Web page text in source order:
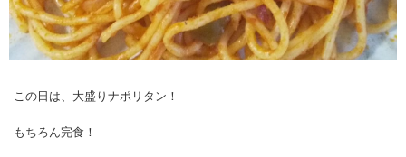
この日は、大盛りナポリタン！
もちろん完食！